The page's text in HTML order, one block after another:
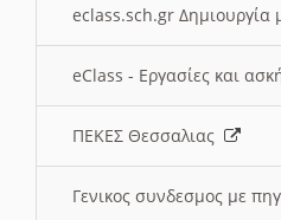
eclass.sch.gr
eClass - Εργασίες και
ΠΕΚΕΣ Θεσσαλιας
Γενικος συνδεσμος με